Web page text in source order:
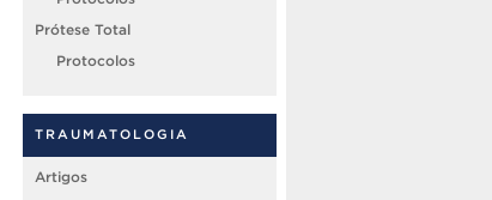
Prótese Total
Protocolos
TRAUMATOLOGIA
Artigos